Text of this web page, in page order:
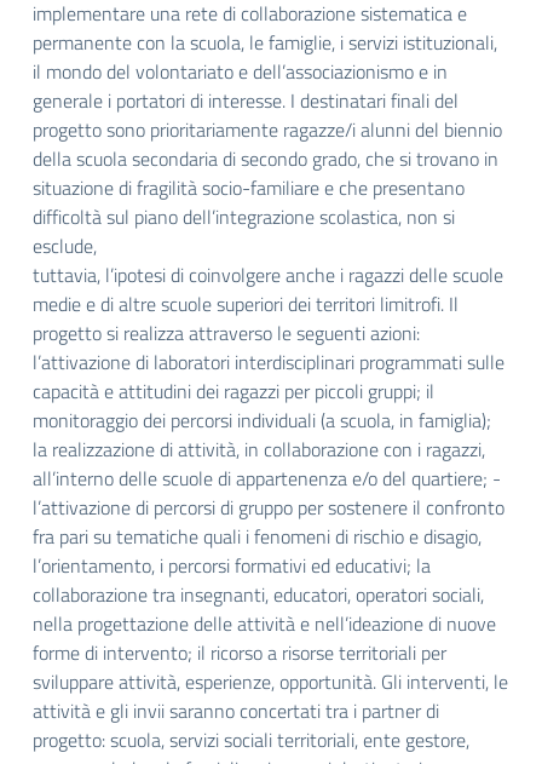
implementare una rete di collaborazione sistematica e
permanente con lascuola, le famiglie, i servizi istituzionali,
il mondo del volontariato e dell’associazionismo e in
generale i portatori di interesse. I destinatari finali del
progetto sono prioritariamente ragazze/i alunni del biennio
della scuola secondaria di secondo grado, che sitrovano in
situazione di fragilità socio-familiare e che presentano
difficoltà sul piano dell’integrazione scolastica, non si
esclude,
tuttavia, l’ipotesi di coinvolgere anche i ragazzi delle scuole
medie e di altre scuole superiori dei territori limitrofi. Il
progetto si realizzaattraverso le seguenti azioni:
l’attivazione di laboratori interdisciplinari programmati sulle
capacità e attitudini dei ragazzi per piccoli gruppi; il
monitoraggio dei percorsi individuali (a scuola, in famiglia);
la realizzazione di attività, in collaborazione con i ragazzi,
all’interno delle scuole di appartenenza e/o del quartiere; -
l’attivazione di percorsi di gruppo per sostenere il confronto
fra pari sutematiche quali i fenomeni di rischio e disagio,
l’orientamento, i percorsi formativi ed educativi; la
collaborazione tra insegnanti,educatori, operatori sociali,
nella progettazione delle attività e nell’ideazione di nuove
forme di intervento; il ricorso a risorse territoriali per
sviluppare attività, esperienze, opportunità. Gli interventi, le
attività e gli invii saranno concertati tra i partner di
progetto: scuola,servizi sociali territoriali, ente gestore,